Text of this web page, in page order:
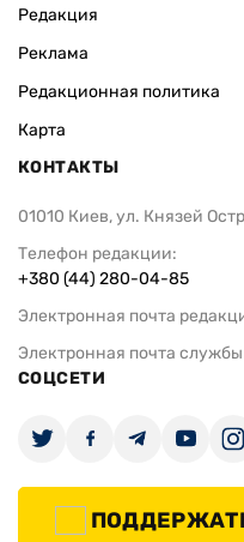
Редакция
Реклама
Редакционная политика
Карта
КОНТАКТЫ
01010 Киев, ул. Князей
Телефон редакции:
+380 (44) 280-04-85
Электронная почта
Электронная почта
СОЦСЕТИ